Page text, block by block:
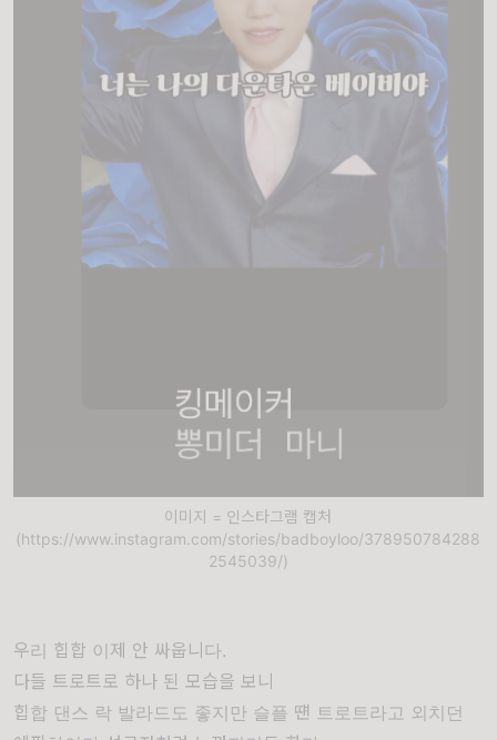
이미지 = 인스타그램 캡처
(https://www.instagram.com/stories/badboyloo/378950784288
2545039/)
우리 힙합 이제 안 싸웁니다.
다들 트로트로 하나 된 모습을 보니
힙합 댄스 락 발라드도 좋지만 슬플 떈 트로트라고 외치던